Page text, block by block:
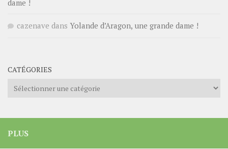
dame !
cazenave dans Yolande d’Aragon, une grande dame !
CATÉGORIES
Catégories
PLUS